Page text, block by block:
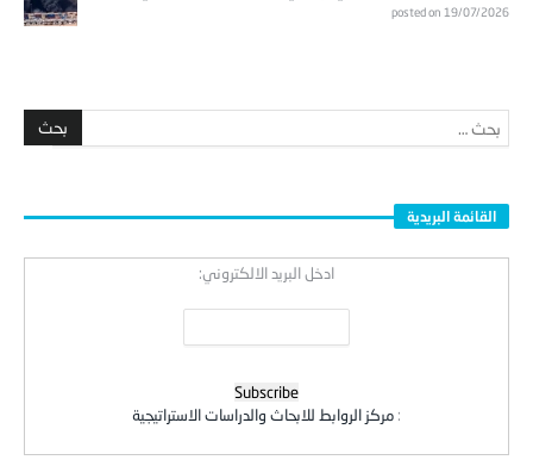
posted on 19/07/2026
القائمة البريدية
ادخل البريد الالكتروني:
: مركز الروابط للابحاث والدراسات الاستراتيجية